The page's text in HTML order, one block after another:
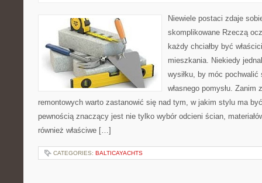
Niewiele postaci zdaje
skomplikowane Rzeczą
każdy chciałby być
mieszkania. Niekiedy
wysiłku, by móc
własnego pomysłu.
remontowych warto zastanowić się nad tym, w jakim stylu ma
pewnością znaczący jest nie tylko wybór odcieni ścian,
również właściwe […]
CATEGORIES: BALTICAYACHTS